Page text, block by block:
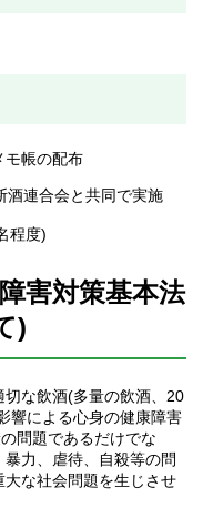
モ帳の配布
酒連合会と共同で実施
程度)
害対策基本法
)
な飲酒(多量の飲酒、20
響による心身の健康障害
問題であるだけでな
力、虐待、自殺等の問
な社会問題を生じさせ